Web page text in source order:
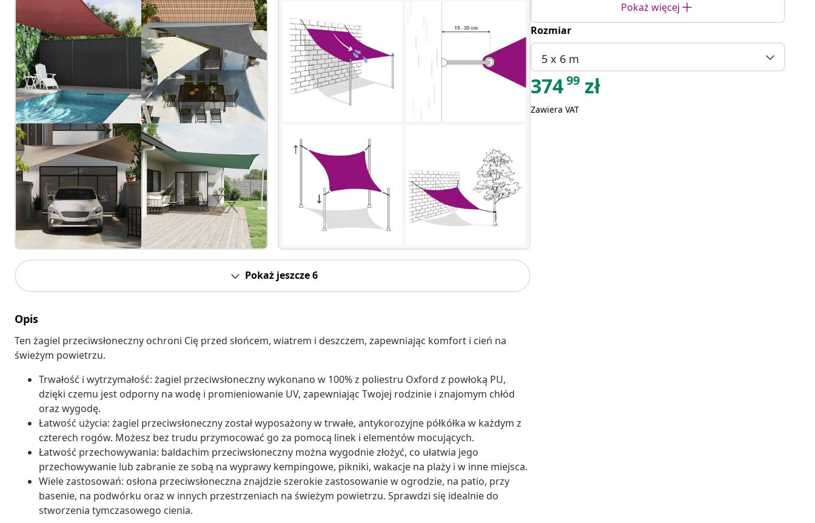
Pokaż jeszcze 6
Opis
Ten żagiel przeciwsłoneczny ochroni Cię przed słońcem, wiatrem i deszczem, zapewniając komfort i cień na
świeżym powietrzu.
Trwałość i wytrzymałość: żagiel przeciwsłoneczny wykonano w 100% z poliestru Oxford z powłoką PU,
dzięki czemu jest odporny na wodę i promieniowanie UV, zapewniając Twojej rodzinie i znajomym chłód
oraz wygodę.
Łatwość użycia: żagiel przeciwsłoneczny został wyposażony w trwałe, antykorozyjne półkółka w każdym z
czterech rogów. Możesz bez trudu przymocować go za pomocą linek i elementów mocujących.
Łatwość przechowywania: baldachim przeciwsłoneczny można wygodnie złożyć, co ułatwia jego
przechowywanie lub zabranie ze sobą na wyprawy kempingowe, pikniki, wakacje na plaży i w inne miejsca.
Wiele zastosowań: osłona przeciwsłoneczna znajdzie szerokie zastosowanie w ogrodzie, na patio, przy
basenie, na podwórku oraz w innych przestrzeniach na świeżym powietrzu. Sprawdzi się idealnie do
stworzenia tymczasowego cienia.
Pomarań
pomarań
Pokaż więcej
Rozmiar
5 x 6 m
37499 zł
Zawiera VAT